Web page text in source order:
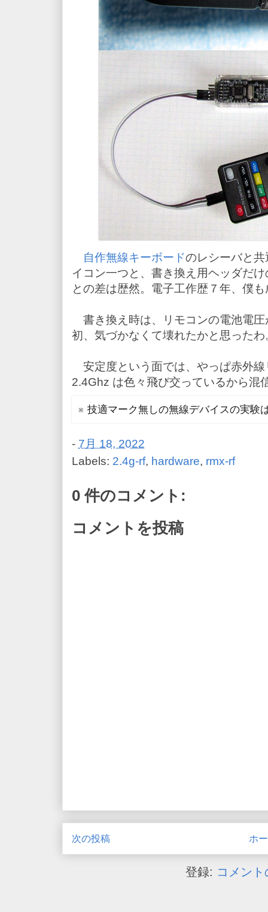
自作無線キーボードのレシーバと
イコン一つと、書き換え用ヘッダだ
との差は歴然。電子工作歴７年、僕
書き換え時は、リモコンの電池電
初、気づかなくて壊れたかと思ったわ
安定度という面では、やっぱ赤外
2.4Ghz は色々飛び交っているから混
※ 技適マーク無しの無線デバイスの実験
- 7月 18, 2022
Labels: 2.4g-rf, hardware, rmx-rf
0 件のコメント:
コメントを投稿
次の投稿 ホ
登録: コメン